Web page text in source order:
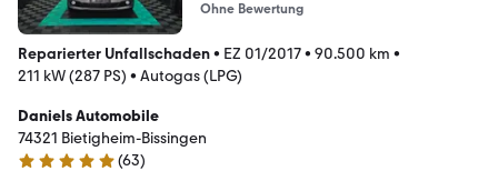
Ohne Bewertung
Reparierter Unfallschaden• EZ 01/2017• 90.500 km •
211 kW (287 PS) • Autogas (LPG)
Daniels Automobile
74321 Bietigheim-Bissingen
4.9 Sterne
(63)